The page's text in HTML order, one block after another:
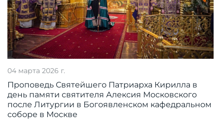
04 марта 2026 г.
Проповедь Святейшего Патриарха Кирилла в
день памяти святителя Алексия Московского
после Литургии в Богоявленском кафедральном
соборе в Москве